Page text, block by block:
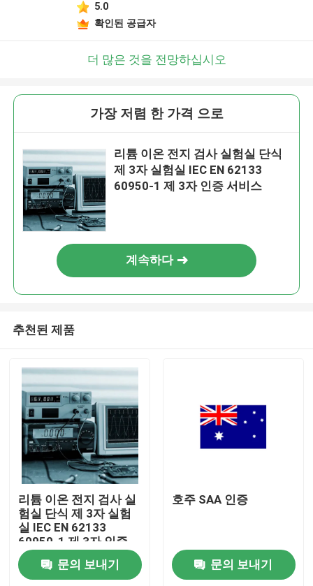
5.0
확인된 공급자
더 많은 것을 전망하십시오
가장 저렴 한 가격 으로
리튬 이온 전지 검사 실험실 단식
제 3자 실험실 IEC EN 62133
60950-1 제 3자 인증 서비스
계속하다
추천된 제품
리튬 이온 전지 검사 실
험실 단식 제 3자 실험
실 IEC EN 62133
60950-1 제 3자 인증
서비스
문의 보내기
호주 SAA 인증
문의 보내기